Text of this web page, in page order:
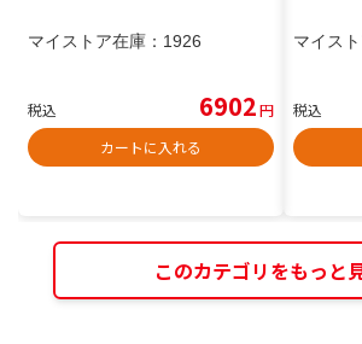
マイストア在庫： 1926
税込 6902円
カートに入れる
マイス
税込
このカテゴリをもっと